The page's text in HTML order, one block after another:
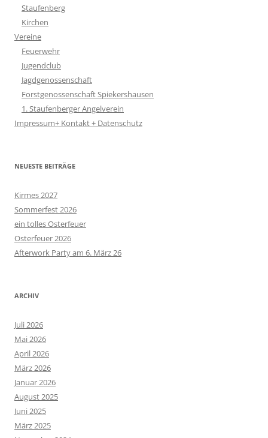
Staufenberg
Kirchen
Vereine
Feuerwehr
Jugendclub
Jagdgenossenschaft
Forstgenossenschaft Spiekershausen
1. Staufenberger Angelverein
Impressum+ Kontakt + Datenschutz
NEUESTE BEITRÄGE
Kirmes 2027
Sommerfest 2026
ein tolles Osterfeuer
Osterfeuer 2026
Afterwork Party am 6. März 26
ARCHIV
Juli 2026
Mai 2026
April 2026
März 2026
Januar 2026
August 2025
Juni 2025
März 2025